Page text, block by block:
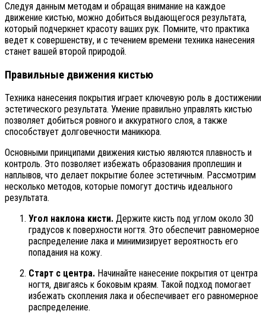
Следуя данным методам и обращая внимание на каждое
движение кистью, можно добиться выдающегося результата,
который подчеркнет красоту ваших рук. Помните, что практика
ведет к совершенству, и с течением времени техника нанесения
станет вашей второй природой.
Правильные движения кистью
Техника нанесения покрытия играет ключевую роль в достижении
эстетического результата. Умение правильно управлять кистью
позволяет добиться ровного и аккуратного слоя, а также
способствует долговечности маникюра.
Основными принципами движения кистью являются плавность и
контроль. Это позволяет избежать образования проплешин и
наплывов, что делает покрытие более эстетичным. Рассмотрим
несколько методов, которые помогут достичь идеального
результата.
Угол наклона кисти. Держите кисть под углом около 30
градусов к поверхности ногтя. Это обеспечит равномерное
распределение лака и минимизирует вероятность его
попадания на кожу.
Старт с центра. Начинайте нанесение покрытия от центра
ногтя, двигаясь к боковым краям. Такой подход помогает
избежать скопления лака и обеспечивает его равномерное
распределение.